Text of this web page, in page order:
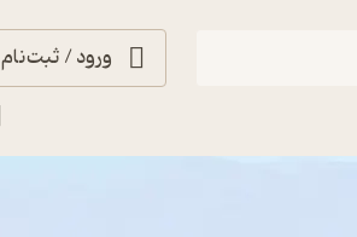
ورود / ثبت‌نام